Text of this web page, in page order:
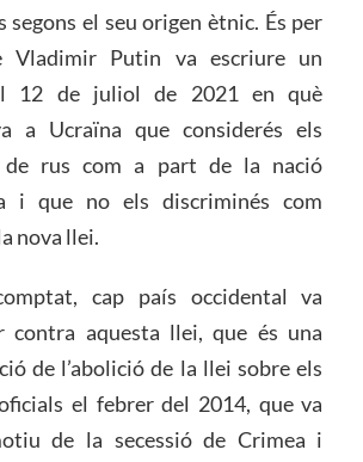
segons el seu origen ètnic. És per
Vladimir Putin va escriure un
12 de juliol de 2021 en què
a Ucraïna que considerés els
de rus com a part de la nació
i que no els discriminés com
nova llei.
cap país occidental va
contra aquesta llei, que és una
de l’abolició de la llei sobre els
el febrer del 2014, que va
de la secessió de Crimea i